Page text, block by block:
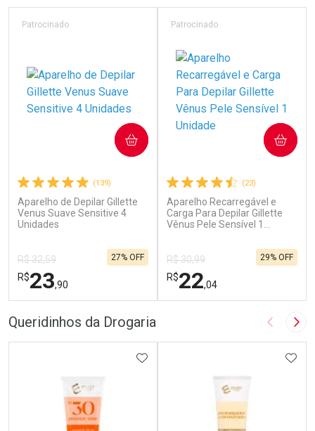
(139)
Aparelho de Depilar Gillette
Venus Suave Sensitive 4
Unidades
Patrocinado
R$ 32,59
R$23,90
27% OFF
COMPRAR
(23)
Aparelho Recarregável e
Carga Para Depilar Gillette
Vênus Pele Sensível 1
Patrocinado
R$ 30,99
R$22,04
29% OFF
COMPRAR
Queridinhos da Drogaria Imagem
ADICIONAR AOS FAVORITOS